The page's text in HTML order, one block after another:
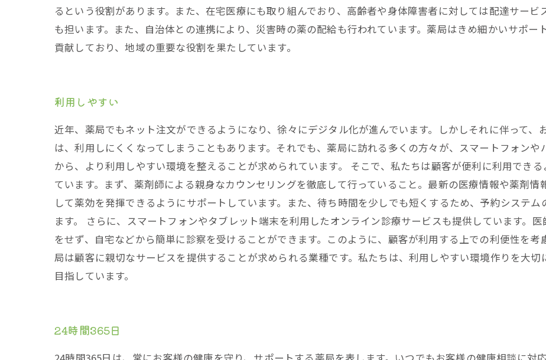
るという役割があります。また、在宅医療にも取り組んでおり、高齢者や身体障害者に対しては配達サー
も担います。また、自治体との連携により、災害時の薬の配給も行われています。薬局はきめ細かいサポー
貢献しており、地域の重要な役割を果たしています。
利用しやすい
近年、薬局でもネット注文ができるようになり、徐々にデジタル化が進んでいます。しかしそれに伴って、
は、利用しにくくなってしまうこともあります。それでも、薬局に訪れる多くの方々が、スマートフォン
から、より利用しやすい環境を整えることが求められています。 そこで、私たちは顧客が便利に利用でき
ています。まず、薬剤師による親身なカウンセリングを徹底して行っていること。最新の医療情報や薬剤
して薬効を発揮できるようにサポートしています。また、待ち時間を少しでも短くするため、予約システ
ます。 さらに、スマートフォンやタブレット端末を利用したオンライン診療サービスも提供しています。
をせず、自宅などから簡単に診察を受けることができます。このように、顧客が利用する上での利便性を
局は顧客に親切なサービスを提供することが求められる業種です。私たちは、利用しやすい環境作りを大
目指しています。
24時間365日